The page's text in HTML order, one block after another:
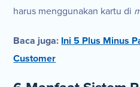
harus menggunakan kartu di
Baca juga: Ini 5 Plus Minus
Customer